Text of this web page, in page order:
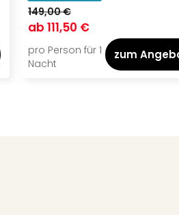
149,00 €
ab 111,50 €
pro Person für 1
Nacht
zum